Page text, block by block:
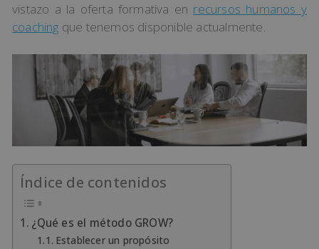
vistazo a la oferta formativa en recursos humanos y
coaching que tenemos disponible actualmente.
Índice de contenidos
¿Qué es el método GROW?
Establecer un propósito